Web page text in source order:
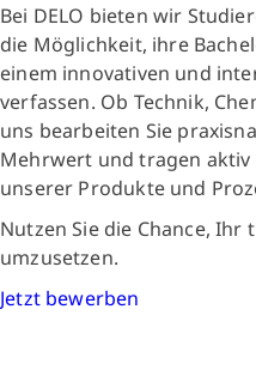
Bei DELO bieten wir
die Möglichkeit, ihre
einem innovativen und
verfassen. Ob Technik,
uns bearbeiten Sie
Mehrwert und tragen
unserer Produkte und
Nutzen Sie die Chance, Ihr
umzusetzen.
Jetzt bewerben